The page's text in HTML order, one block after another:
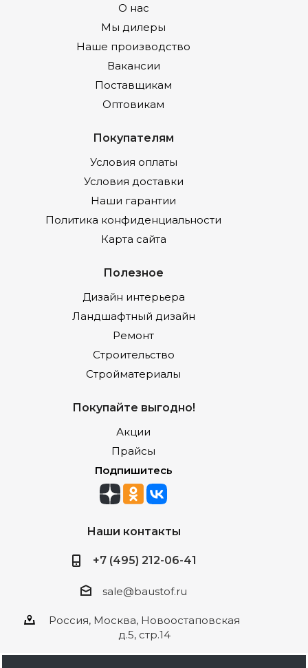
О нас
Мы дилеры
Наше производство
Вакансии
Поставщикам
Оптовикам
Покупателям
Условия оплаты
Условия доставки
Наши гарантии
Политика конфиденциальности
Карта сайта
Полезное
Дизайн интерьера
Ландшафтный дизайн
Ремонт
Строительство
Стройматериалы
Покупайте выгодно!
Акции
Прайсы
Подпишитесь
Наши контакты
+7 (495) 212-06-41
sale@baustof.ru
Россия, Москва, Новоостаповская
д.5, стр.14